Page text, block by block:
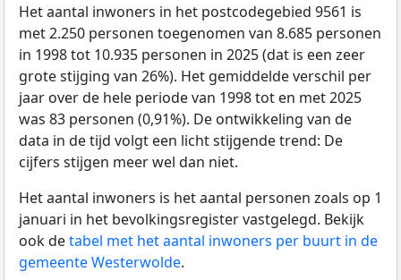
Het aantal inwoners in het postcodegebied 9561 is
met 2.250 personen toegenomen van 8.685 personen
in 1998 tot 10.935 personen in 2025 (dat is een zeer
grote stijging van 26%). Het gemiddelde verschil per
jaar over de hele periode van 1998 tot en met 2025
was 83 personen (0,91%). De ontwikkeling van de
data in de tijd volgt een licht stijgende trend: De
cijfers stijgen meer wel dan niet.
Het aantal inwoners is het aantal personen zoals op 1
januari in het bevolkingsregister vastgelegd. Bekijk
ook detabel met het aantal inwoners per buurt in de
gemeente Westerwolde.